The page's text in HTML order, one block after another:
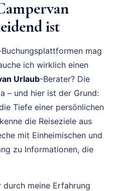
ist
mag
ich wirklich einen
Urlaub-Berater? Die
– und hier ist der Grund:
Tiefe einer persönlichen
die Reiseziele aus
mit Einheimischen und
zu Informationen, die
meine Erfahrung